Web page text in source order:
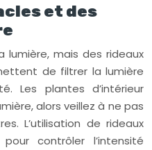
et des
lumière, mais des rideaux
de filtrer la lumière
Les plantes d’intérieur
alors veillez à ne pas
L’utilisation de rideaux
contrôler l’intensité